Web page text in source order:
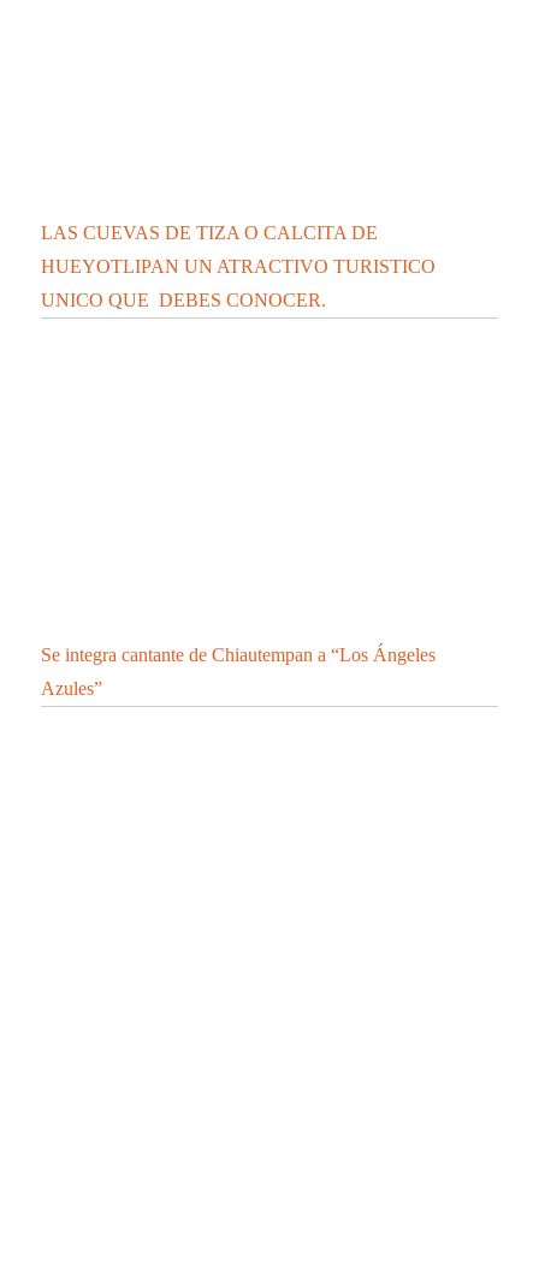
LAS CUEVAS DE TIZA O CALCITA DE
HUEYOTLIPAN UN ATRACTIVO TURISTICO
UNICO QUE DEBES CONOCER.
Se integra cantante de Chiautempan a “Los Ángeles
Azules”